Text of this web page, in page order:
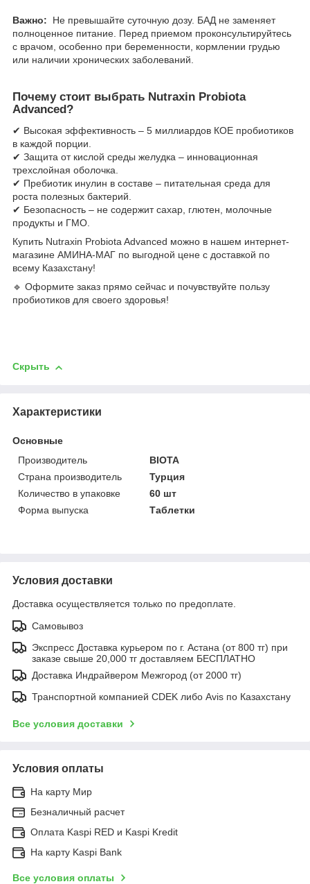
Важно: Не превышайте суточную дозу. БАД не заменяет
полноценное питание. Перед приемом проконсультируйтесь
с врачом, особенно при беременности, кормлении грудью
или наличии хронических заболеваний.
Почему стоит выбрать Nutraxin Probiota
Advanced?
✔ Высокая эффективность – 5 миллиардов КОЕ пробиотиков
в каждой порции.
✔ Защита от кислой среды желудка – инновационная
трехслойная оболочка.
✔ Пребиотик инулин в составе – питательная среда для
роста полезных бактерий.
✔ Безопасность – не содержит сахар, глютен, молочные
продукты и ГМО.
Купить Nutraxin Probiota Advanced можно в нашем интернет-
магазине АМИНА-МАГ по выгодной цене с доставкой по
всему Казахстану!
🔹 Оформите заказ прямо сейчас и почувствуйте пользу
пробиотиков для своего здоровья!
Скрыть
Характеристики
Основные
Производитель
BIOTA
Страна производитель
Турция
Количество в упаковке
60 шт
Форма выпуска
Таблетки
Условия доставки
Доставка осуществляется только по предоплате.
Самовывоз
Экспресс Доставка курьером по г. Астана (от 800 тг) при
заказе свыше 20,000 тг доставляем БЕСПЛАТНО
Доставка Индрайвером Межгород (от 2000 тг)
Транспортной компанией CDEK либо Avis по Казахстану
Все условия доставки
Условия оплаты
На карту Мир
Безналичный расчет
Оплата Kaspi RED и Kaspi Kredit
На карту Kaspi Bank
Все условия оплаты